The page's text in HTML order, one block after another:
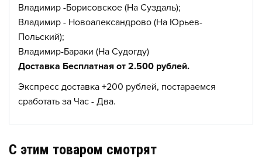
Владимир -Борисовское (На Суздаль);
Владимир - Новоалександрово (На Юрьев-
Польский);
Владимир-Бараки (На Судогду)
Доставка Бесплатная от 2.500 рублей.
Экспресс доставка +200 рублей, постараемся
сработать за Час - Два.
C этим товаром смотрят